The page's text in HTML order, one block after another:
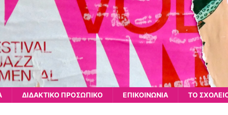
ΔΙΔΑΚΤΙΚΟ ΠΡΟΣΩΠΙΚΟ ΕΠΙΚΟΙΝΩΝΙΑ ΤΟ